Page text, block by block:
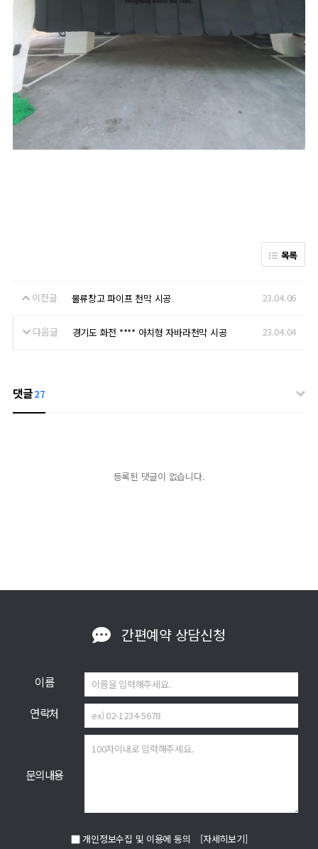
목록
이전글 물류창고 파이프 천막 시공 23.04.06
다음글 경기도 화전 **** 아치형 자바라천막 시공 23.04.04
댓글27
등록된 댓글이 없습니다.
간편예약상담신청
이름
연락처
문의내용
개인정보수집 및 이용에 동의 [자세히보기]